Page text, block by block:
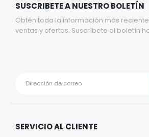
SUSCRIBETE A NUESTRO BOLETÍN
Obtén toda la información más
ventas y ofertas. Suscríbete al boletín
SERVICIO AL CLIENTE